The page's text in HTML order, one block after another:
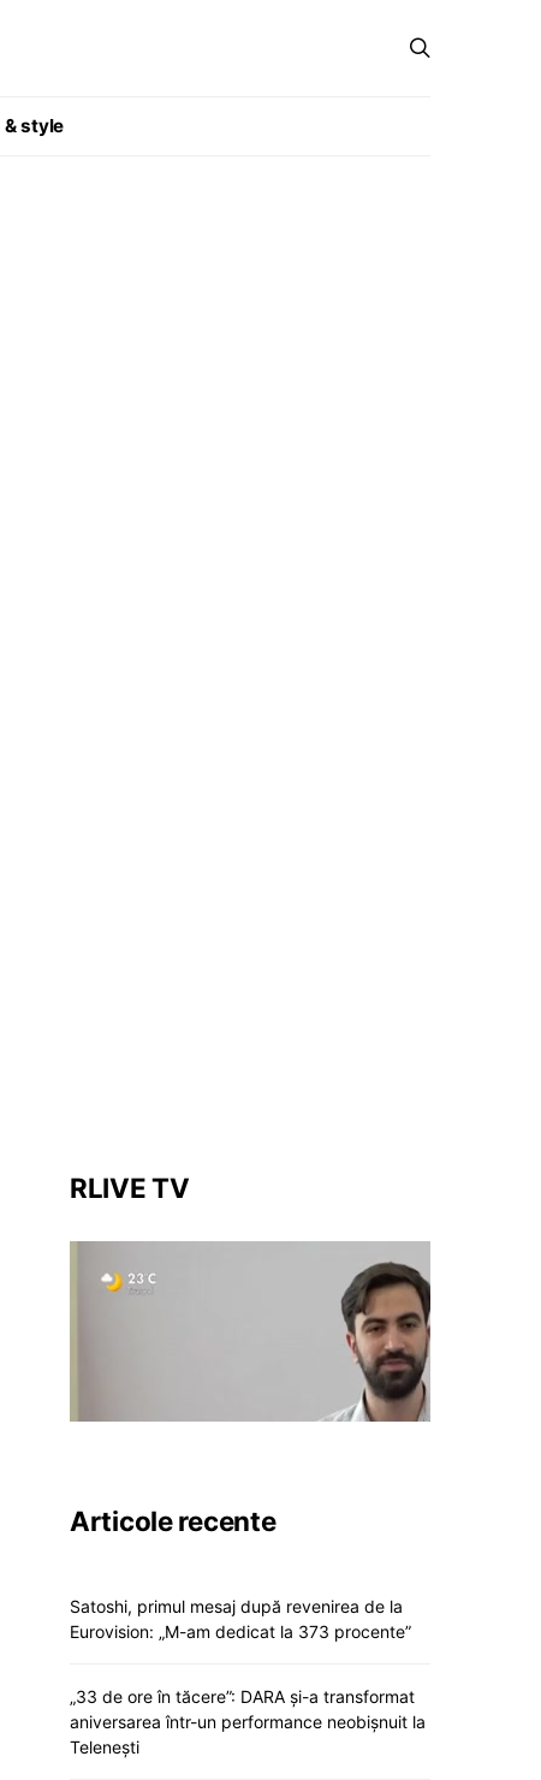
& style
RLIVE TV
Articole recente
Satoshi, primul mesaj după revenirea de la
Eurovision: „M-am dedicat la 373 procente”
„33 de ore în tăcere”: DARA și-a transformat
aniversarea într-un performance neobișnuit la
Telenești